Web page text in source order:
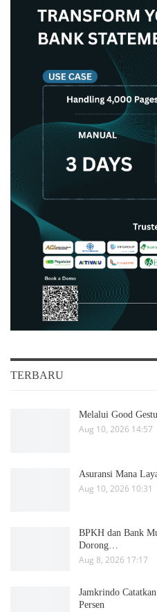
TERBARU
Melalui Good
Aug 10, 2026 14:57
Asuransi Mana
Aug 10, 2026 10:31
BPKH dan Bank
Dorong…
Aug 8, 2026 17:17
Jamkrindo
Persen